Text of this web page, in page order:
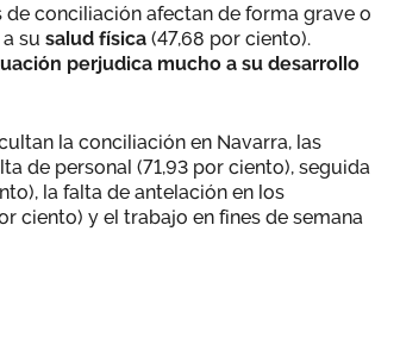
conciliación afectan de forma grave o
su salud física (47,68 por ciento).
perjudica mucho a su desarrollo
la conciliación en Navarra, las
de personal (71,93 por ciento), seguida
la falta de antelación en los
ciento) y el trabajo en fines de semana